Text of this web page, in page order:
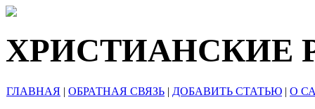
ХРИСТИАНСКИЕ
ГЛАВНАЯ | ОБРАТНАЯ СВЯЗЬ | ДОБАВИТЬ СТАТЬЮ | О